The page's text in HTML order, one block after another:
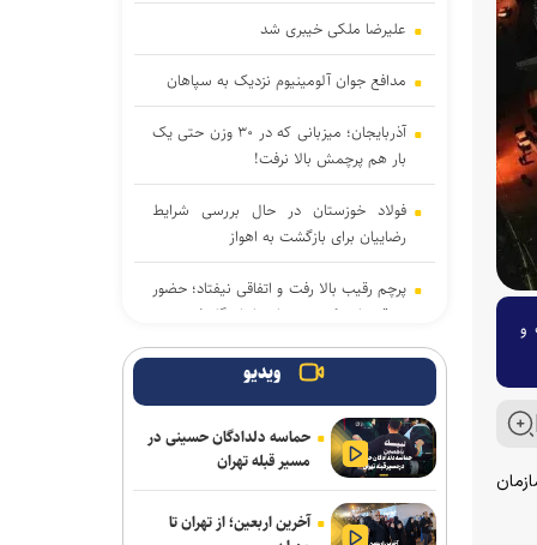
و
علیرضا ملکی خیبری شد
مدافع جوان آلومینیوم نزدیک به سپاهان
آذربایجان؛ میزبانی که در ۳۰ وزن حتی یک
بار هم پرچمش بالا نرفت!
فولاد خوزستان در حال بررسی شرایط
رضاییان برای بازگشت به اهواز
پرچم رقیب بالا رفت و اتفاقی نیفتاد؛ حضور
در قهرمانی کشتی جهان با بادیگارد!
ادامه مذاکرات پیکان و شکاری
توافق دنیامالی و همتای آذربایجانی برای
گسترش همکاری‌های ورزش و جوانان ایران
و جمهوری آذربایجان
پاسخ منفی یک لزیونر به باشگاه
ویدیو
حماسه دلدادگان حسینی در
مسیر قبله تهران
آخرین اربعین؛ از تهران تا